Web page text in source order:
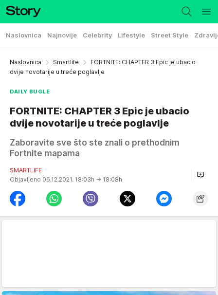
Naslovnica Najnovije Celebrity Lifestyle Street Style
Naslovnica Smartlife
FORTNITE: CHAPTER 3 Epic je ubacio
dvije novotarije u treće poglavlje
DAILY BUGLE
FORTNITE: CHAPTER 3 Epic je ubacio
dvije novotarije u treće poglavlje
Zaboravite sve što ste znali o prethodnim
Fortnite mapama
SMARTLIFE
Objavljeno 06.12.2021. 18:03h → 18:08h